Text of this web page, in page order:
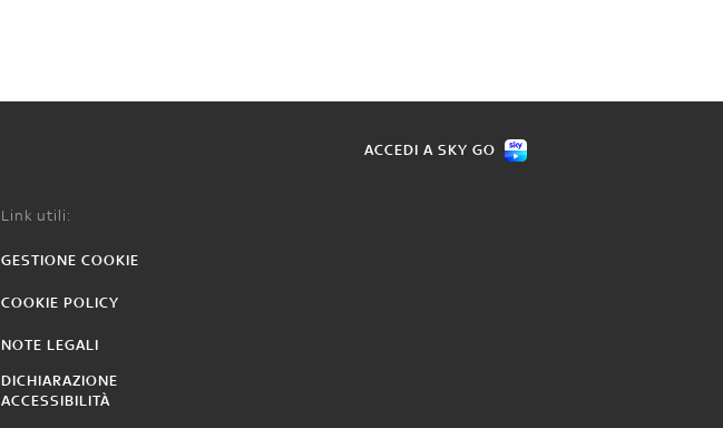
ACCEDI A SKY GO
Link utili:
GESTIONE COOKIE
COOKIE POLICY
NOTE LEGALI
DICHIARAZIONE
ACCESSIBILITÀ